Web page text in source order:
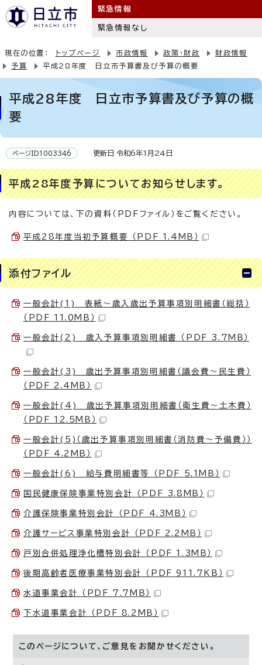
緊急情報
緊急情報なし
現在の位置： トップページ 市政情報 政策・財政
財政情報
予算
平成28年度 日立市予算書及び予算の概要
平成28年度 日立市予算書及び予算の概
要
ページID1003346 更新日 令和6年1月24日
平成28年度予算についてお知らせします。
内容については、下の資料（PDFファイル）をご覧ください。
平成28年度当初予算概要 （PDF 1.4MB）
添付ファイル
一般会計(1) 表紙～歳入歳出予算事項別明細書（総括）
（PDF 11.0MB）
一般会計(2) 歳入予算事項別明細書 （PDF 3.7MB）
一般会計(3) 歳出予算事項別明細書（議会費～民生費）
（PDF 2.4MB）
一般会計(4) 歳出予算事項別明細書（衛生費～土木費）
（PDF 12.5MB）
一般会計(5)（歳出予算事項別明細書（消防費～予備費））
（PDF 4.2MB）
一般会計(6) 給与費明細書等 （PDF 5.1MB）
国民健康保険事業特別会計 （PDF 3.8MB）
介護保険事業特別会計 （PDF 4.3MB）
介護サービス事業特別会計 （PDF 2.2MB）
戸別合併処理浄化槽特別会計 （PDF 1.3MB）
後期高齢者医療事業特別会計 （PDF 911.7KB）
水道事業会計 （PDF 7.7MB）
下水道事業会計 （PDF 8.2MB）
このページについて、ご意見をお聞かせください。